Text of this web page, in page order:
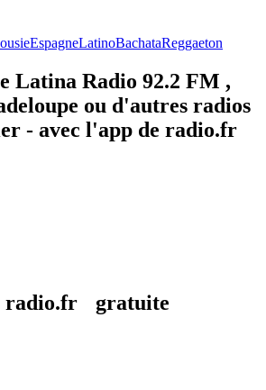
EspagneLatinoBachataReggaeton
Latina Radio 92.2 FM ,
ou d'autres radios
- avec l'app de radio.fr
radio.fr gratuite